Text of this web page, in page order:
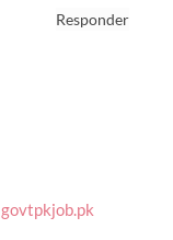
Responder
govtpkjob.pk